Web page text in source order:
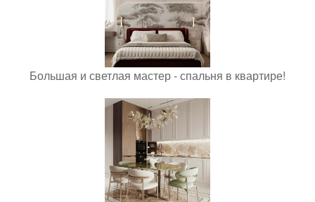
Большая и светлая мастер - спальня в квартире!